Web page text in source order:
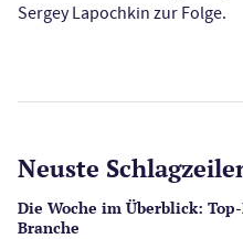
Sergey Lapochkin zur Folge.
Neuste
Die Woche im Überblick:
Branche